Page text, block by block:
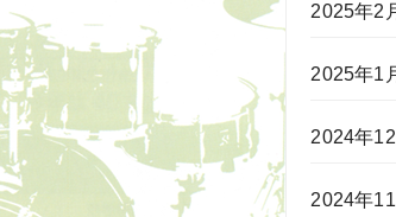
2025年2
2025年1
2024年12
2024年11